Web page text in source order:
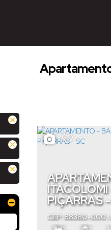
PIÇARRAS
CEP: 88380-000,
Balneário Piçarras,